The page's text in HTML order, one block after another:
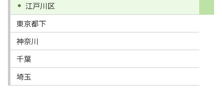
江戸川区
東京都下
神奈川
千葉
埼玉